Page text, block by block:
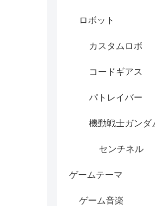
ロボット
カスタムロボ
コードギアス
パトレイバー
機動戦士ガンダ
センチネル
ゲームテーマ
ゲーム音楽